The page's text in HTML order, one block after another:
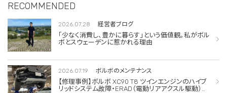
RECOMMENDED
2026.07.28 経営者ブログ
「少なく消費し、豊かに暮らす」という価値観。私がボル
ボとスウェーデンに惹かれる理由
2026.07.19 ボルボのメンテナンス
【修理事例】ボルボ XC90 T8 ツインエンジンのハイブ
リッドシステム故障・ERAD（電動リアアクスル駆動）交